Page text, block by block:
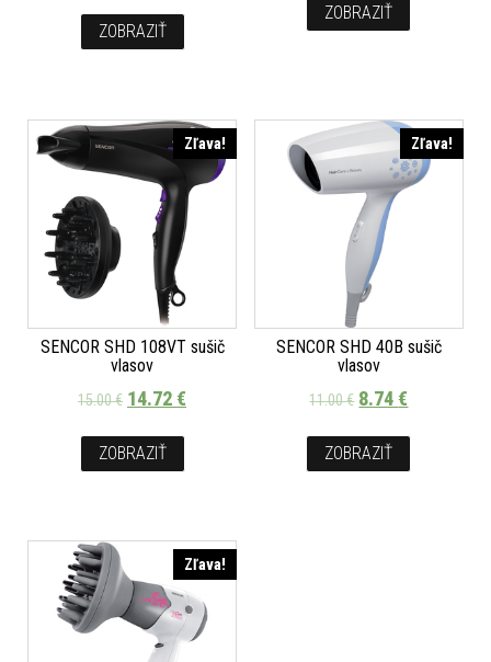
ZOBRAZIŤ
ZOBRAZIŤ
Zľava!
SENCOR SHD 108VT sušič
vlasov
15.00€ 14.72€
ZOBRAZIŤ
Zľava!
SENCOR SHD 40B sušič
vlasov
11.00€ 8.74€
ZOBRAZIŤ
Zľava!